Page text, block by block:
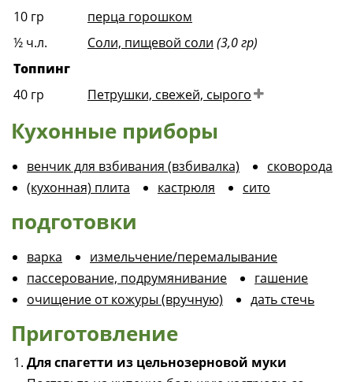
10 гр
перца горошком
½ ч.л. Соли, пищевой соли (3,0 гр)
Топпинг
40 гр Петрушки, свежей, сырого
Кухонные приборы
венчик для взбивания (взбивалка)
сковорода
(кухонная) плита
кастрюля сито
подготовки
варка
измельчение/перемалывание
пассерование, подрумянивание
гашение
очищение от кожуры (вручную)
дать стечь
Приготовление
Для спагетти из цельнозерновой муки